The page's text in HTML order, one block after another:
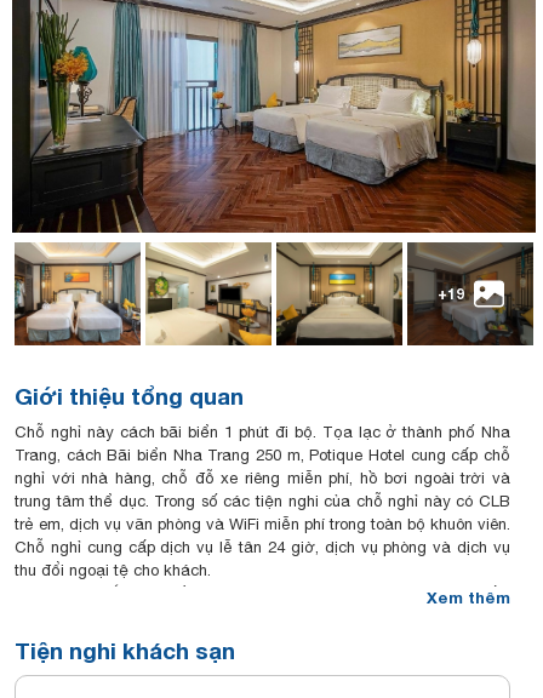
+19
Giới thiệu tổng quan
Chỗ nghỉ này cách bãi biển 1 phút đi bộ. Tọa lạc ở thành phố Nha
Trang, cách Bãi biển Nha Trang 250 m, Potique Hotel cung cấp chỗ
nghỉ với nhà hàng, chỗ đỗ xe riêng miễn phí, hồ bơi ngoài trời và
trung tâm thể dục. Trong số các tiện nghi của chỗ nghỉ này có CLB
trẻ em, dịch vụ văn phòng và WiFi miễn phí trong toàn bộ khuôn viên.
Chỗ nghỉ cung cấp dịch vụ lễ tân 24 giờ, dịch vụ phòng và dịch vụ
thu đổi ngoại tệ cho khách.
Phòng nghỉ gắn máy điều hòa tại Potique Hotel có bàn làm việc, ấm
riêng với vòi sen. Tất cả các phòng đều được trang bị ga trải
giường và khăn tắm.
Chỗ nghỉ phục vụ bữa sáng kiểu lục địa hoặc bữa sáng buffet.
Xem thêm
Tiện nghi khách sạn